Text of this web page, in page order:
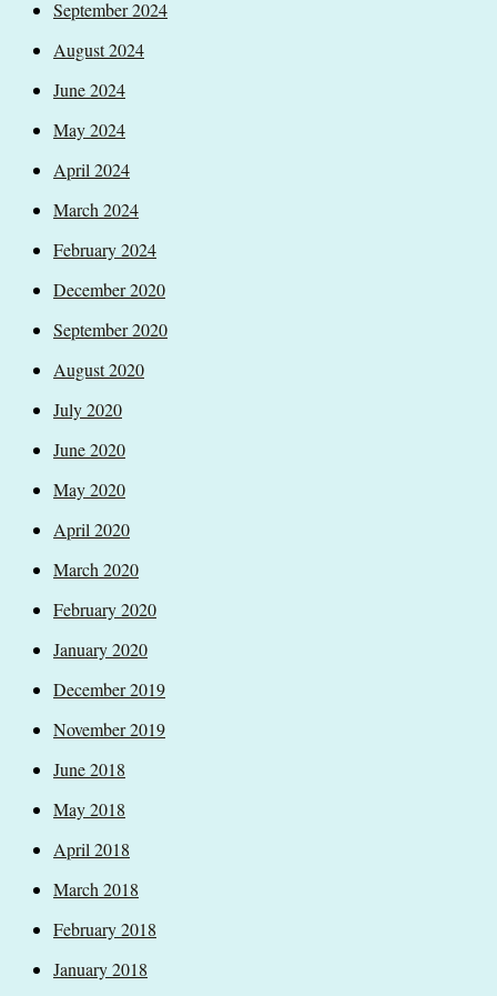
September 2024
August 2024
June 2024
May 2024
April 2024
March 2024
February 2024
December 2020
September 2020
August 2020
July 2020
June 2020
May 2020
April 2020
March 2020
February 2020
January 2020
December 2019
November 2019
June 2018
May 2018
April 2018
March 2018
February 2018
January 2018